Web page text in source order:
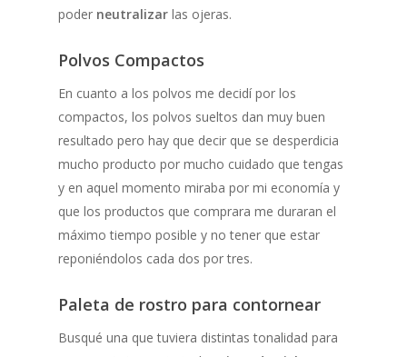
poder neutralizar las ojeras.
Polvos Compactos
En cuanto a los polvos me decidí por los
compactos, los polvos sueltos dan muy buen
resultado pero hay que decir que se desperdicia
mucho producto por mucho cuidado que tengas
y en aquel momento miraba por mi economía y
que los productos que comprara me duraran el
máximo tiempo posible y no tener que estar
reponiéndolos cada dos por tres.
Paleta de rostro para contornear
Busqué una que tuviera distintas tonalidad para